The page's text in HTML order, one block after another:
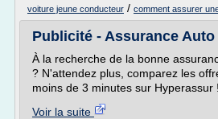
voiture jeune conducteur / comment assurer
Publicité - Assurance
À la recherche de la bonne
? N'attendez plus, comparez les
moins de 3 minutes sur Hyperassur !
Voir la suite